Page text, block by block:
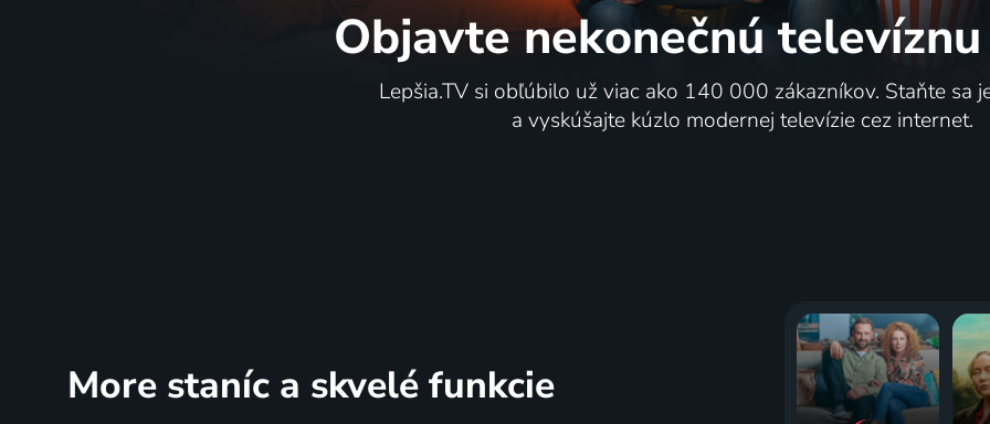
Objavte nekonečnú
Lepšia.TV si obľúbilo už viac ako 140 000 zákazníkov. Staňte sa
a vyskúšajte kúzlo modernej televízie cez internet.
More staníc a skvelé funkcie